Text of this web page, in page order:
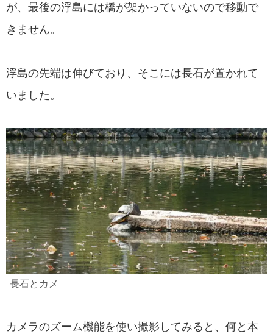
が、最後の浮島には橋が架かっていないので移動で
きません。
浮島の先端は伸びており、そこには長石が置かれて
いました。
長石とカメ
カメラのズーム機能を使い撮影してみると、何と本